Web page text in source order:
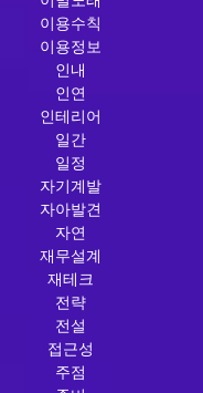
이용수칙
이용정보
인내
인연
인테리어
일간
일정
자기계발
자아발견
자연
재무설계
재테크
전략
전설
접근성
주점